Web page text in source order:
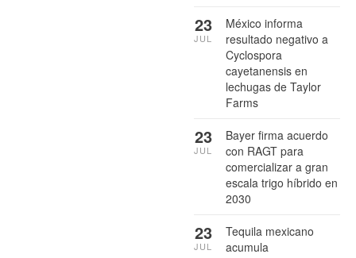
México informa
resultado negativo a
Cyclospora
cayetanensis en
lechugas de Taylor
Farms
23
JUL
Bayer firma acuerdo
con RAGT para
comercializar a gran
escala trigo híbrido en
2030
23
JUL
Tequila mexicano
acumula
23
JUL